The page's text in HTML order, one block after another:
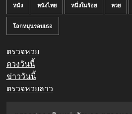
หนัง หนังไทย หนึ่งในร้อย หวย
โลกหมุนรอบเธอ
ตรวจหวย
ดวงวันนี้
ข่าววันนี้
ตรวจหวยลาว